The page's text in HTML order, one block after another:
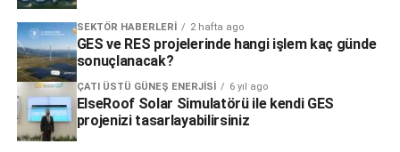
SEKTÖR HABERLERI 2 hafta ago
GES ve RES projelerinde hangi işlem kaç günde
sonuçlanacak?
ÇATI ÜSTÜ GÜNEŞ ENERJISI 6 yıl ago
ElseRoof Solar Simulatörü ile kendi GES
projenizi tasarlayabilirsiniz